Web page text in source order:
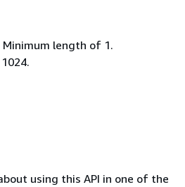
length of 1.
using this API in one of the